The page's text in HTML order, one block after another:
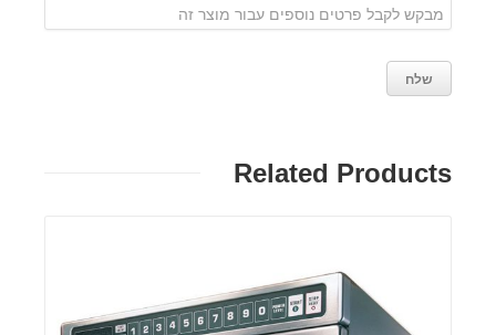
Related Products